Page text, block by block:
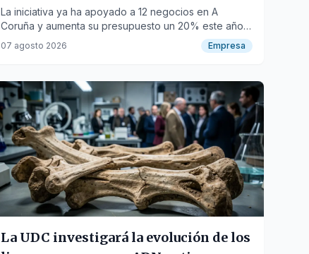
La iniciativa ya ha apoyado a 12 negocios en A
Coruña y aumenta su presupuesto un 20% este año
para garantizar el relevo generacional.
07 agosto 2026 Empresa
La UDC investigará la evolución de los